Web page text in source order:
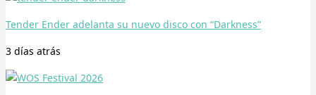
Tender Ender adelanta su nuevo disco con “Darkness”
3 días atrás